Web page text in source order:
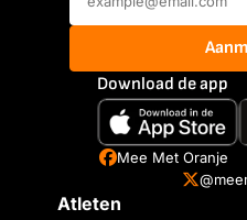
Download de app
Mee Met Oranje
Atleten